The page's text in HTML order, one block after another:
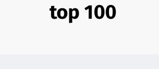
top 100